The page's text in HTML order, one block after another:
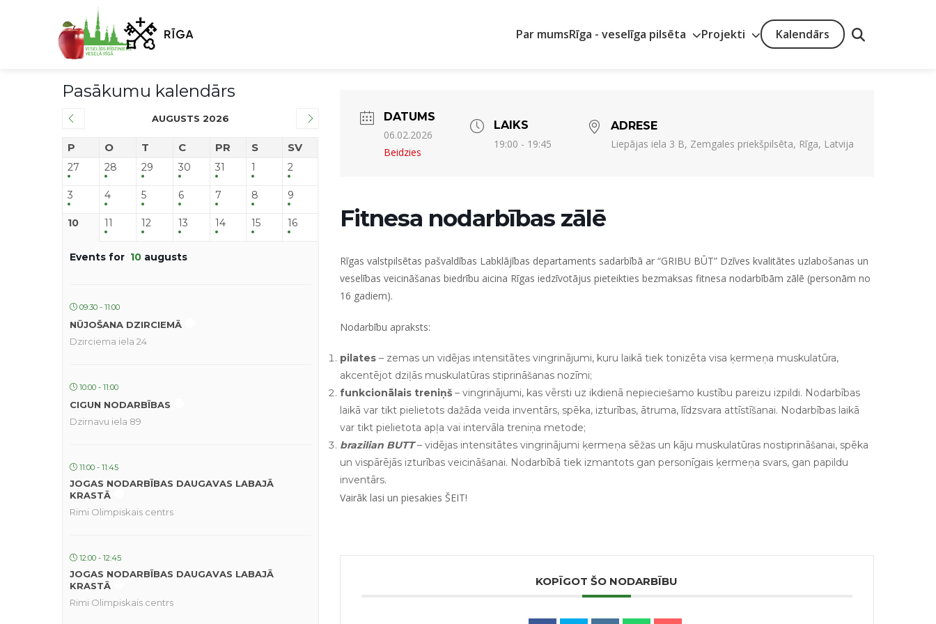
Par mumsRīga - veselīga pilsēta Projekti Kalendārs
Pasākumu kalendārs
AUGUSTS 2026
P O T C PR S SV
27 28 29 30 31 1 2
3 4 5 6 7 8 9
10 11 12 13 14 15 16
Events for 10 augusts
09:30 - 11:00
NŪJOŠANA DZIRCIEMĀ
Dzirciema iela 24
10:00 - 11:00
CIGUN NODARBĪBAS
Dzirnavu iela 89
11:00 - 11:45
JOGAS NODARBĪBAS DAUGAVAS LABAJĀ
KRASTĀ
Rimi Olimpiskais centrs
12:00 - 12:45
JOGAS NODARBĪBAS DAUGAVAS LABAJĀ
KRASTĀ
Rimi Olimpiskais centrs
DATUMS
06.02.2026
Beidzies
LAIKS
19:00 - 19:45
ADRESE
Liepājas iela 3 B, Zemgales priekšpilsēta, Rīga, Latvija
Fitnesa nodarbības zālē
Rīgas valstpilsētas pašvaldības Labklājības departaments sadarbībā ar “GRIBU BŪT” Dzīves kvalitātes uzlabošanas un
veselības veicināšanas biedrību aicina Rīgas iedzīvotājus pieteikties bezmaksas fitnesa nodarbībām zālē (personām no
16 gadiem).
Nodarbību apraksts:
pilates– zemas un vidējas intensitātes vingrinājumi, kuru laikā tiek tonizēta visa ķermeņa muskulatūra,
akcentējot dziļās muskulatūras stiprināšanas nozīmi;
funkcionālais treniņš – vingrinājumi, kas vērsti uz ikdienā nepieciešamo kustību pareizu izpildi. Nodarbības
laikā var tikt pielietots dažāda veida inventārs, spēka, izturības, ātruma, līdzsvara attīstīšanai. Nodarbības laikā
var tikt pielietota apļa vai intervāla treniņa metode;
brazilian BUTT– vidējas intensitātes vingrinājumi ķermeņa sēžas un kāju muskulatūras nostiprināšanai, spēka
un vispārējās izturības veicināšanai. Nodarbībā tiek izmantots gan personīgais ķermeņa svars, gan papildu
inventārs.
Vairāk lasi un piesakies ŠEIT!
KOPĪGOT ŠO NODARBĪBU